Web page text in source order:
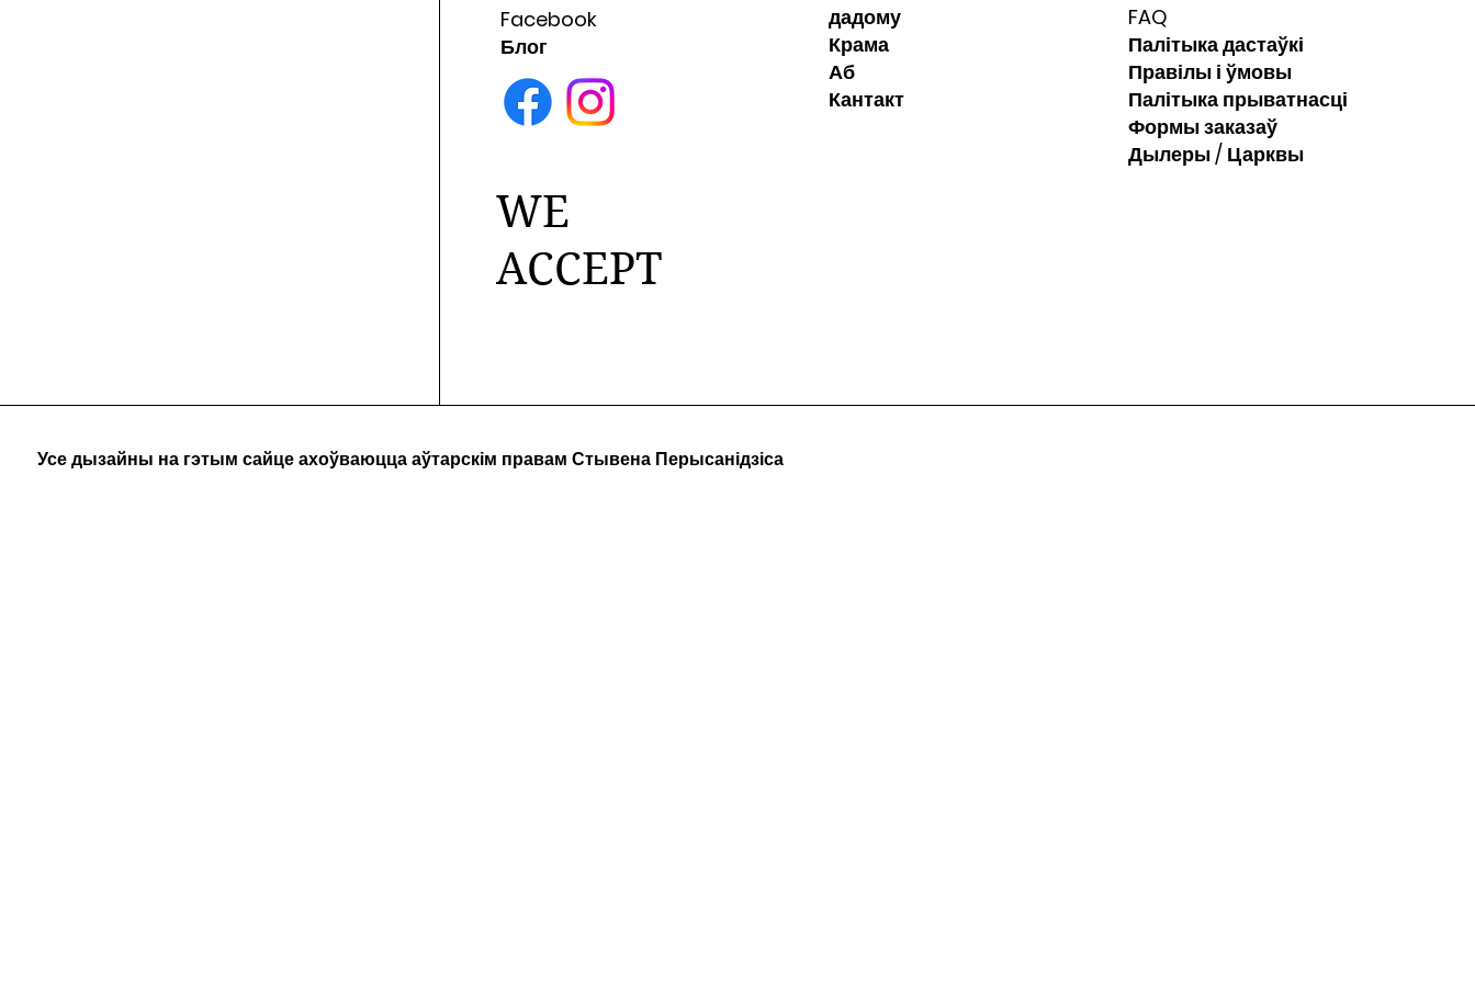
Facebook
Блог
WE
ACCEPT
дадому
Крама
Аб
Кантакт
FAQ
Палітыка дастаўкі
Правілы і ўмовы
Палітыка прыватнасці
Формы заказаў
Дылеры / Царквы
Усе дызайны на гэтым сайце ахоўваюцца аўтарскім правам Стывена Перысанідзіса